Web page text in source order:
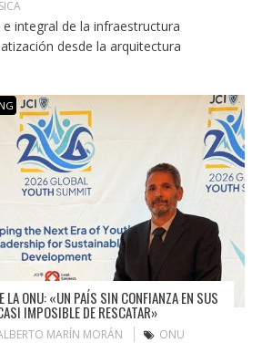
integral de la infraestructura
desde la arquitectura
LA ONU: «UN PAÍS SIN CONFIANZA EN SUS
IMPOSIBLE DE RESCATAR»
MARÍN MORÁN ONU